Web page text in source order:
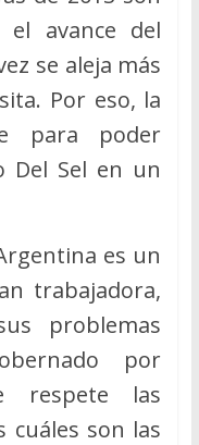
el avance del
se aleja más
Por eso, la
para poder
Del Sel en un
es un
trabajadora,
problemas
por
respete las
cuáles son las